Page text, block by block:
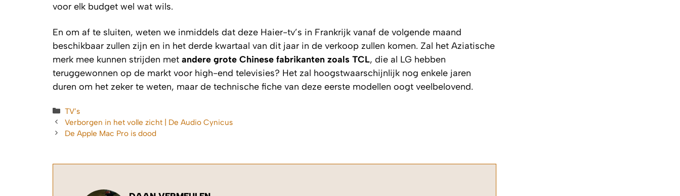
voor elk budget wel wat wils.
En om af te sluiten, weten we inmiddels dat deze Haier-tv’s in Frankrijk vanaf de volgende maand
beschikbaar zullen zijn en in het derde kwartaal van dit jaar in de verkoop zullen komen. Zal het Aziatische
merk mee kunnen strijden met andere grote Chinese fabrikanten zoals TCL, die al LG hebben
teruggewonnen op de markt voor high-end televisies? Het zal hoogstwaarschijnlijk nog enkele jaren
duren om het zeker te weten, maar de technische fiche van deze eerste modellen oogt veelbelovend.
Categorieën
TV’s
Verborgen in het volle zicht | De Audio Cynicus
De Apple Mac Pro is dood